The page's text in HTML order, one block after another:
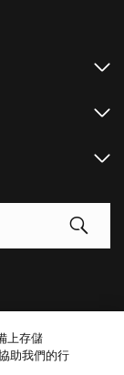
上存儲
助我們的行